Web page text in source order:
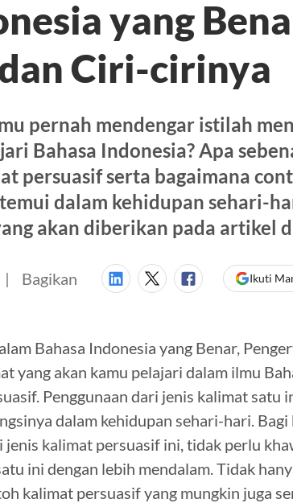
yang
Ciri-cirinya
pernah mendengar istilah
Bahasa Indonesia? Apa
persuasif serta bagaimana
dalam kehidupan sehari-
akan diberikan pada artikel
Bagikan Ikuti
Bahasa Indonesia yang Benar,
yang akan kamu pelajari dalam ilmu
Penggunaan dari jenis kalimat satu
dalam kehidupan sehari-hari. Bagi
jenis kalimat persuasif ini, tidak perlu
ini dengan lebih mendalam. Tidak
kalimat persuasif yang mungkin juga